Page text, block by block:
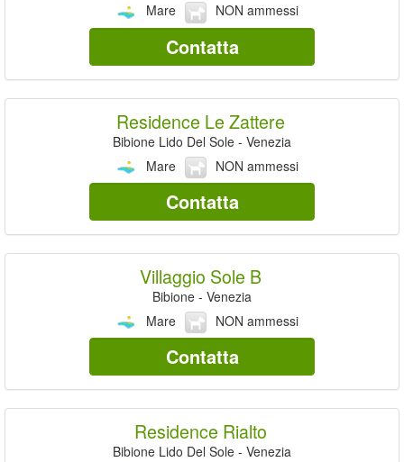
Mare
NON ammessi
Contatta
Residence Le Zattere
Bibione Lido Del Sole - Venezia
Mare
NON ammessi
Contatta
Villaggio Sole B
Bibione - Venezia
Mare
NON ammessi
Contatta
Residence Rialto
Bibione Lido Del Sole - Venezia